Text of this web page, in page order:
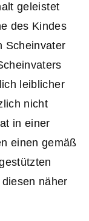
geleistet
des Kindes
Scheinvater
leiblicher
nicht
in einer
einen gemäß
näher